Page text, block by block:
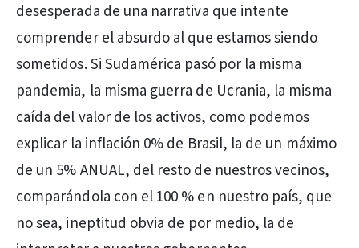
desesperada de una narrativa que intente
comprender el absurdo al que estamos siendo
sometidos. Si Sudamérica pasó por la misma
pandemia, la misma guerra de Ucrania, la misma
caída del valor de los activos, como podemos
explicar la inflación 0% de Brasil, la de un máximo
de un 5% ANUAL, del resto de nuestros vecinos,
comparándola con el 100 % en nuestro país, que
no sea, ineptitud obvia de por medio, la de